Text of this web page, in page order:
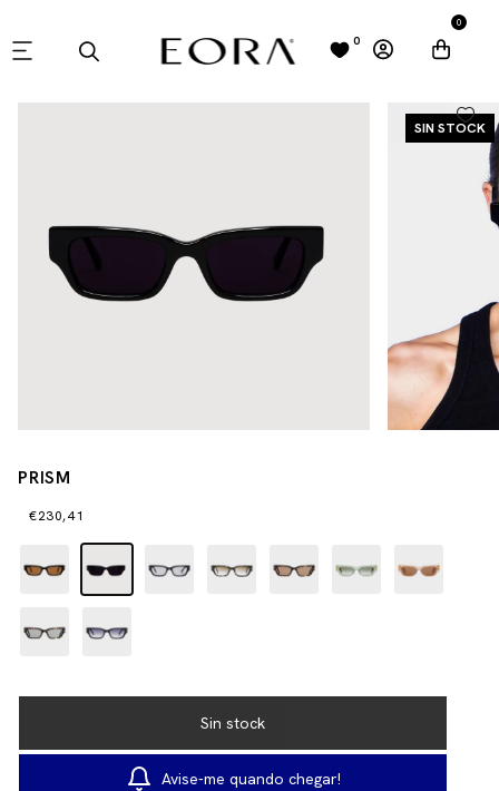
0
0
SIN STOCK
PRISM
€230,41
Avise-me quando chegar!